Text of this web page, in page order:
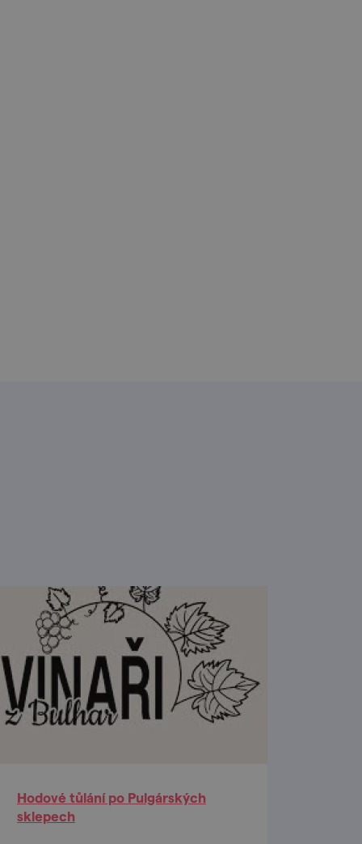
Hodové tůlání po Pulgárských
sklepech